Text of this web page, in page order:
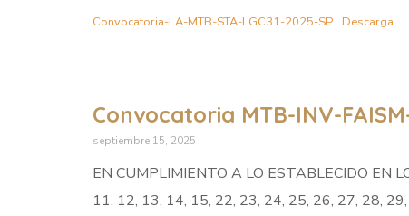
Convocatoria-LA-MTB-STA-LGC31-2025-SP Descarga
Convocatoria MTB-INV-
septiembre 15, 2025
EN CUMPLIMIENTO A LO ESTABLECIDO EN
11, 12, 13, 14, 15, 22, 23, 24, 25, 26, 27, 28,